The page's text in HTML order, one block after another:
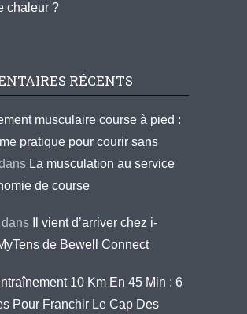
chaleur ?
RÉCENTS
musculaire course à pied :
pratique pour courir sans
La musculation au service
de course
dans
Il vient d’arriver chez i-
de Bewell Connect
10 Km En 45 Min : 6
Pour Franchir Le Cap Des